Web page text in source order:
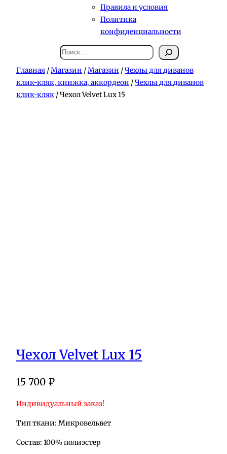
Правила и условия
Политика
конфиденциальности
Поиск
Главная /Магазин /Магазин /Чехлы для диванов
клик-кляк, книжка, аккордеон /Чехлы для диванов
клик-кляк / Чехол Velvet Lux 15
Чехол Velvet Lux 15
15 700 ₽
Индивидуальный заказ!
Тип ткани: Микровельвет
Состав: 100% полиэстер